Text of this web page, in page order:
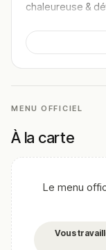
chaleureuse &
64200 Biarritz
l’ambiance
La carte change
les inspirations
en saumure , la
crème crue et
encore des
MENU OFFICIEL
À la carte
Le menu
Vous